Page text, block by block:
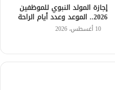
إجازة المولد النبوي للموظفين
2026.. الموعد وعدد أيام الراحة
10 أغسطس، 2026